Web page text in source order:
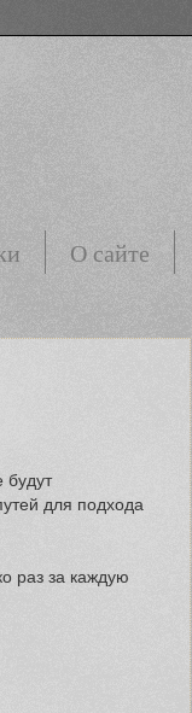
О сайте
будут
для подхода
раз за каждую